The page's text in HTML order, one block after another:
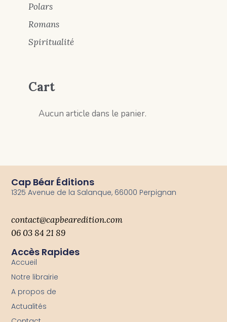
Polars
Romans
Spiritualité
Cart
Aucun article dans le panier.
Accès Rapides
Accueil
Notre librairie
A propos de
Actualités
Cap Béar Éditions
1325 Avenue de la Salanque, 66000 Perpignan
contact@capbearedition.com
06 03 84 21 89